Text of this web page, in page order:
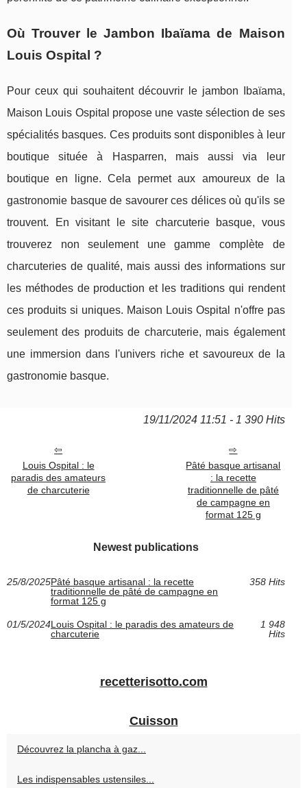
Où Trouver le Jambon Ibaïama de Maison
Louis Ospital ?
Pour ceux qui souhaitent découvrir le jambon Ibaïama,
Maison Louis Ospital propose une vaste sélection de ses
spécialités basques. Ces produits sont disponibles à leur
boutique située à Hasparren, mais aussi via leur
boutique en ligne. Cela permet aux amoureux de la
gastronomie basque de savourer ces délices où qu'ils se
trouvent. En visitant le site charcuterie basque, vous
trouverez non seulement une gamme complète de
charcuteries de qualité, mais aussi des informations sur
les méthodes de production et les traditions qui rendent
ces produits si uniques. Maison Louis Ospital n'offre pas
seulement des produits de charcuterie, mais également
une immersion dans l'univers riche et savoureux de la
gastronomie basque.
19/11/2024 11:51 - 1 390 Hits
Louis Ospital : le
paradis des amateurs
de charcuterie
Pâté basque artisanal
: la recette
traditionnelle de pâté
de campagne en
format 125 g
Newest publications
25/8/2025Pâté basque artisanal : la recette
traditionnelle de pâté de campagne en
format 125 g
358 Hits
01/5/2024Louis Ospital : le paradis des amateurs de
charcuterie
1 948
Hits
recetterisotto.com
Cuisson
Découvrez la plancha à gaz...
Les indispensables ustensiles...